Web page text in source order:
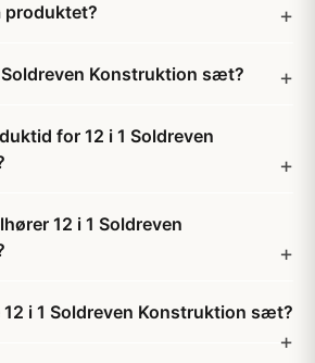
produktet?
Soldreven Konstruktion sæt?
for 12 i 1 Soldreven
12 i 1 Soldreven
12 i 1 Soldreven Konstruktion sæt?